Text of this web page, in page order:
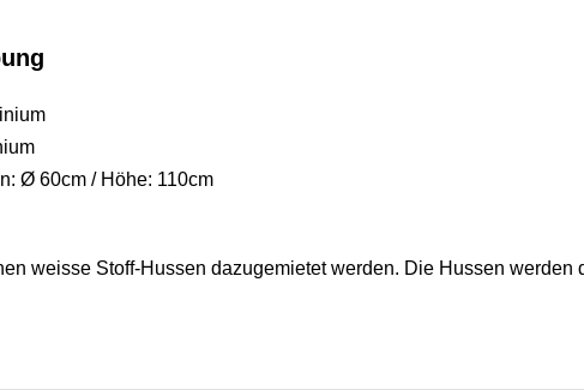
Ø 60cm / Höhe: 110cm
weisse Stoff-Hussen dazugemietet werden. Die Hussen werden